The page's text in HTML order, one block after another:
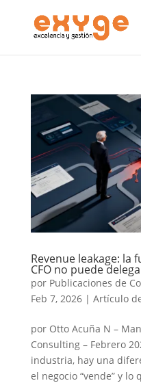
Revenue leakage: la
CFO no puede
por Publicaciones de
Feb 7, 2026| Artículo
por Otto Acuña N –
Consulting – Febrero
industria, hay una
el negocio “vende” y lo